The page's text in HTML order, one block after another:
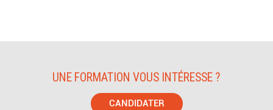
UNE FORMATION VOUS INTÉRESSE ?
CANDIDATER